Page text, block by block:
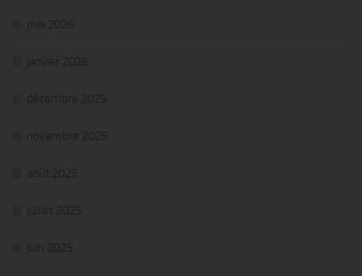
mai 2026
janvier 2026
décembre 2025
novembre 2025
août 2025
juillet 2025
juin 2025